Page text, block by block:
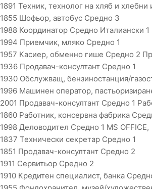
1891 Техник, технолог на хляб и
1855 Шофьор, автобус Средно 3
1988 Координатор Средно Италиански 1
1994 Приемчик, мляко Средно 1
1957 Касиер, обменно гише Средно 2
1936 Продавач-консултант Средно 1
1930 Обслужващ, бензиностанция/
1996 Машинен оператор,
2001 Продавач-консултант Средно 1
1860 Работник, консервна фабрика
1998 Деловодител Средно 1 MS OFFICE,
1837 Технически секретар Средно 1
1851 Продавач-консултант Средно 2
1911 Сервитьор Средно 2
1910 Кредитен специалист, банка